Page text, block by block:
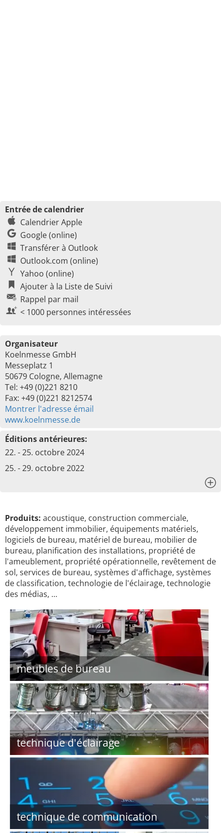
Entrée de calendrier
Calendrier Apple
Google (online)
Transférer à Outlook
Outlook.com (online)
Yahoo (online)
Ajouter à la Liste de Suivi
Rappel par mail
< 1000 personnes intéressées
Organisateur
Koelnmesse GmbH
Messeplatz 1
50679 Cologne, Allemagne
Tel: +49 (0)221 8210
Fax: +49 (0)221 8212574
Montrer l'adresse émail
www.koelnmesse.de
Éditions antérieures:
22. - 25. octobre 2024
25. - 29. octobre 2022
Produits: acoustique, construction commerciale,
développement immobilier, équipements matériels,
logiciels de bureau, matériel de bureau, mobilier de
bureau, planification des installations, propriété de
l'ameublement, propriété opérationnelle, revêtement de
sol, services de bureau, systèmes d'affichage, systèmes
de classification, technologie de l'éclairage, technologie
des médias, …
meubles de bureau
technique d'éclairage
technique de communication